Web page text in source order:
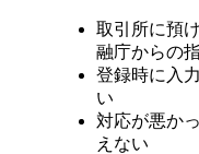
取引所に預
融庁からの
登録時に入
い
対応が悪か
えない